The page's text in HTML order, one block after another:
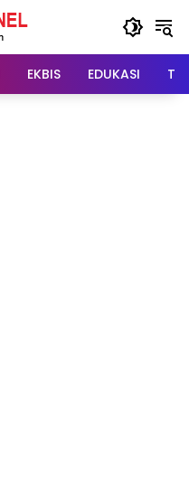
EKBIS EDUKASI